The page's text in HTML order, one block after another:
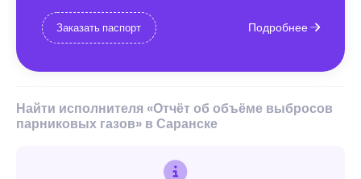
Заказать паспорт Подробнее
Найти исполнителя «Отчёт об объёме выбросов
парниковых газов» в Саранске